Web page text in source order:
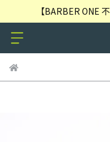
【BARBER ONE